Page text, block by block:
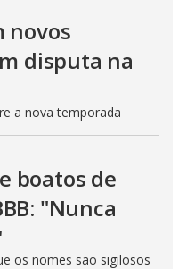
novos
disputa na
a nova temporada
boatos de
"Nunca
os nomes são sigilosos